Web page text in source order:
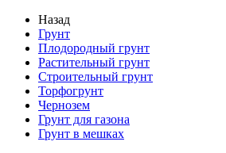
Назад
Грунт
Плодородный грунт
Растительный грунт
Строительный грунт
Торфогрунт
Чернозем
Грунт для газона
Грунт в мешках